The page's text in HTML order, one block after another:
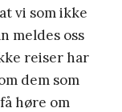
vi som ikke
meldes oss
reiser har
dem som
høre om